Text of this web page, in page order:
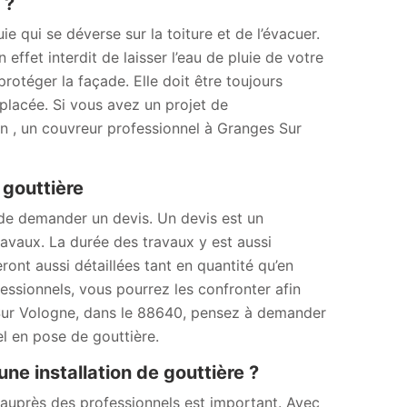
qui se déverse sur la toiture et de l’évacuer.
effet interdit de laisser l’eau de pluie de votre
la façade. Elle doit être toujours
Si vous avez un projet de
, un couvreur professionnel à Granges Sur
gouttière
demander un devis. Un devis est un
La durée des travaux y est aussi
aussi détaillées tant en quantité qu’en
vous pourrez les confronter afin
Vologne, dans le 88640, pensez à demander
en pose de gouttière.
installation de gouttière ?
des professionnels est important. Avec